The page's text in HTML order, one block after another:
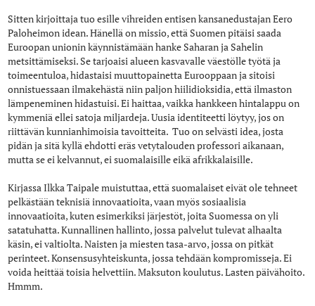
Sitten kirjoittaja tuo esille vihreiden entisen kansanedustajan Eero
Paloheimon idean. Hänellä on missio, että Suomen pitäisi saada
Euroopan unionin käynnistämään hanke Saharan ja Sahelin
metsittämiseksi. Se tarjoaisi alueen kasvavalle väestölle työtä ja
toimeentuloa, hidastaisi muuttopainetta Eurooppaan ja sitoisi
onnistuessaan ilmakehästä niin paljon hiilidioksidia, että ilmaston
lämpeneminen hidastuisi. Ei haittaa, vaikka hankkeen hintalappu on
kymmeniä ellei satoja miljardeja. Uusia identiteetti löytyy, jos on
riittävän kunnianhimoisia tavoitteita. Tuo on selvästi idea, josta
pidän ja sitä kyllä ehdotti eräs vetytalouden professori aikanaan,
mutta se ei kelvannut, ei suomalaisille eikä afrikkalaisille.
Kirjassa Ilkka Taipale muistuttaa, että suomalaiset eivät ole tehneet
pelkästään teknisiä innovaatioita, vaan myös sosiaalisia
innovaatioita, kuten esimerkiksi järjestöt, joita Suomessa on yli
satatuhatta. Kunnallinen hallinto, jossa palvelut tulevat alhaalta
käsin, ei valtiolta. Naisten ja miesten tasa-arvo, jossa on pitkät
perinteet. Konsensusyhteiskunta, jossa tehdään kompromisseja. Ei
voida heittää toisia helvettiin. Maksuton koulutus. Lasten päivähoito.
Hmmm.